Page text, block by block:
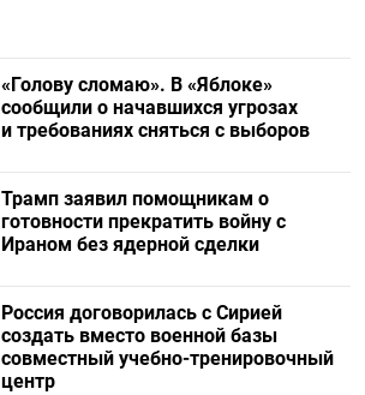
«Голову сломаю». В «Яблоке»
сообщили о начавшихся угрозах
и требованиях сняться с выборов
Трамп заявил помощникам о
готовности прекратить войну с
Ираном без ядерной сделки
Россия договорилась с Сирией
создать вместо военной базы
совместный учебно-тренировочный
центр